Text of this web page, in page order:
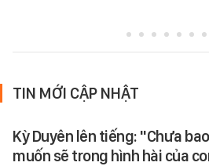
TIN MỚI CẬP NHẬT
Kỳ Duyên lên tiếng: "Chưa
muốn sẽ trong hình hài của